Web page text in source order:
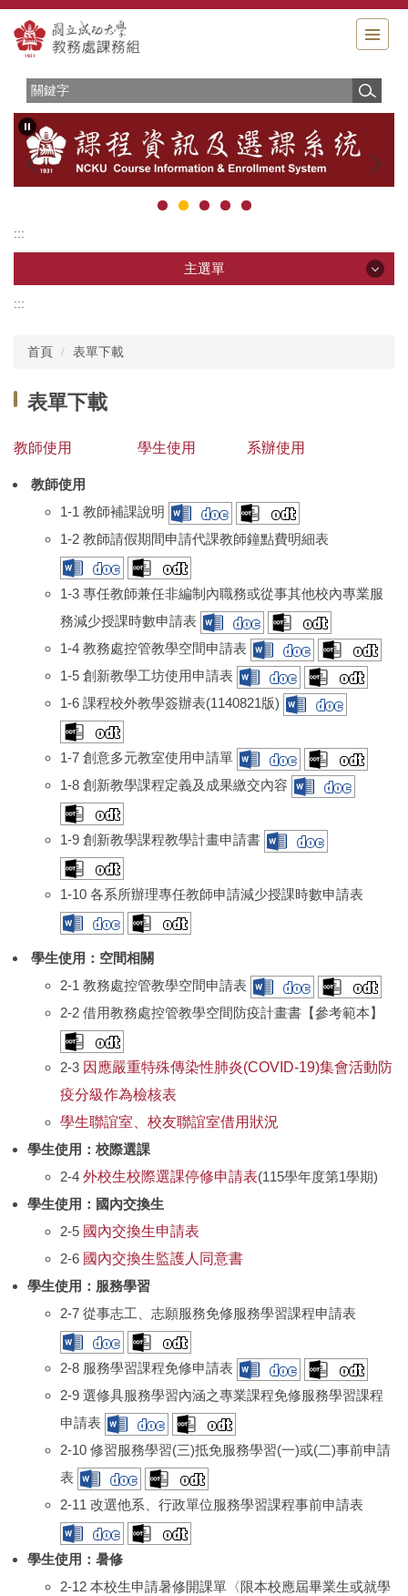
跳
到
主
區
:::
主選單
服務簡介
相關法規
專長微學程
學位考試
校課程委員會
校外實習
遠距教學課程申請
表單下載
本組位置圖
:::
首頁 表單下載
表單下載
教師使用 學生使用 系辦使用
教師使用
1-1 教師補課說明
1-2 教師請假期間申請代課教師鐘點費明細表
1-3 專任教師兼任非編制內職務或從事其他校內專業服
務減少授課時數申請表
1-4 教務處控管教學空間申請表
1-5 創新教學工坊使用申請表
1-6 課程校外教學簽辦表(1140821版)
1-7 創意多元教室使用申請單
1-8 創新教學課程定義及成果繳交內容
1-9 創新教學課程教學計畫申請書
1-10 各系所辦理專任教師申請減少授課時數申請表
學生使用：空間相關
2-1 教務處控管教學空間申請表
2-2 借用教務處控管教學空間防疫計畫書【參考範本】
2-3 因應嚴重特殊傳染性肺炎(COVID-19)集會活動防
疫分級作為檢核表
學生聯誼室、校友聯誼室借用狀況
學生使用：校際選課
2-4外校生校際選課停修申請表(115學年度第1學期)
學生使用： 國內交換生
2-5 國內交換生申請表
2-6 國內交換生監護人同意書
學生使用： 服務學習
2-7 從事志工、志願服務免修服務學習課程申請表
2-8 服務學習課程免修申請表
2-9 選修具服務學習內涵之專業課程免修服務學習課程
申請表
2-10 修習服務學習(三)抵免服務學習(一)或(二)事前申請
表
2-11 改選他系、行政單位服務學習課程事前申請表
學生使用：暑修
2-12 本校生申請暑修開課單〈限本校應屆畢業生或就學